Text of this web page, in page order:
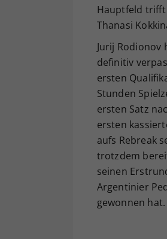
Hauptfeld
Thanasi
Jurij Rodionov
definitiv
ersten
Stunden
ersten Satz
ersten
aufs Rebreak
trotzdem
seinen
Argentinier
gewonnen hat.